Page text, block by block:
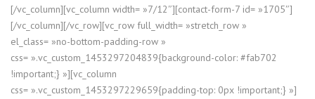
[/vc_column][vc_column width= »7/12″][contact-form-7 id= »1705″]
[/vc_column][/vc_row][vc_row full_width= »stretch_row »
el_class= »no-bottom-padding-row »
css= ».vc_custom_1453297204839{background-color: #fab702
!important;} »][vc_column
css= ».vc_custom_1453297229659{padding-top: 0px !important;} »]